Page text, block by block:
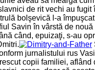
de rit vechi au
bolşevică l-a
Savin în vârstă de
când, epuizaţi, s-au
jurnalistului rus
copii familiei,